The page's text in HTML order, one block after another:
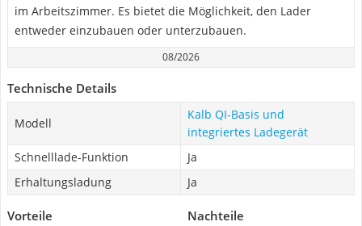
im Arbeitszimmer. Es bietet die Möglichkeit, den Lader
entweder einzubauen oder unterzubauen.
08/2026
Technische Details
Modell
Kalb QI-Basis und
integriertes Ladegerät
Schnelllade-Funktion
Ja
Erhaltungsladung
Ja
Vorteile Nachteile